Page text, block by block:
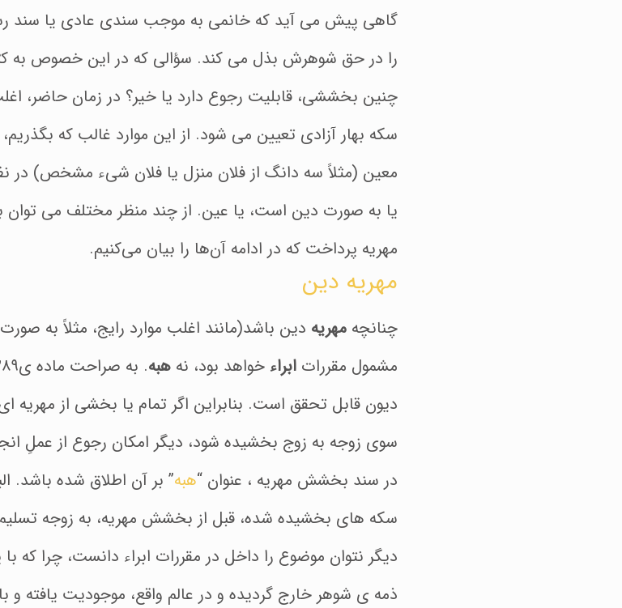
گاهی پیش می آید که خانمی به موجب سندی عادی یا سند
را در حق شوهرش بذل می کند. سؤالی که در این خصوص به
چنین بخششی، قابلیت رجوع دارد یا خیر؟ در زمان حاضر،
سکه بهار آزادی تعیین می شود. از این موارد غالب که
معین (مثلاً سه دانگ از فلان منزل یا فلان شیء مشخص) در
یا به صورت دین است، یا عین. از چند منظر مختلف می
مهریه پرداخت که در ادامه آن‌ها را بیان می‌کنیم.
مهریه دین
چنانچهمهریه دین باشد(مانند اغلب موارد رایج، مثلاً به
مشمول مقرراتابراءخواهد بود، نههبه
دیون قابل تحقق است. بنابراین اگر تمام یا بخشی از مهریه
سوی زوجه به زوج بخشیده شود، دیگر امکان رجوع از عملِ
در سند بخشش مهریه ، عنوان “هبه” بر آن اطلاق شده باشد.
سکه های بخشیده شده، قبل از بخشش مهریه، به زوجه
دیگر نتوان موضوع را داخل در مقررات ابراء دانست، چرا که
ذمه ی شوهر خارج گردیده و در عالم واقع، موجودیت یافته و